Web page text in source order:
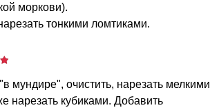
моркови).
тонкими ломтиками.
мундире", очистить, нарезать мелкими
нарезать кубиками. Добавить